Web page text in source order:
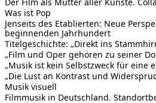
Was ist Pop
Jenseits des Etablierten: Neue
beginnenden Jahrhundert
Titelgeschichte: „Direkt ins
„Film und Oper gehören zu seiner
„Musik ist kein Selbstzweck für eine
„Die Lust an Kontrast und
Musik visuell
Filmmusik in Deutschland.